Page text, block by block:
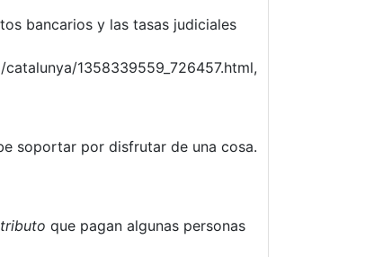
bancarios y las tasas judiciales
1358339559_726457.html,
soportar por disfrutar de una cosa.
tributo que pagan algunas personas